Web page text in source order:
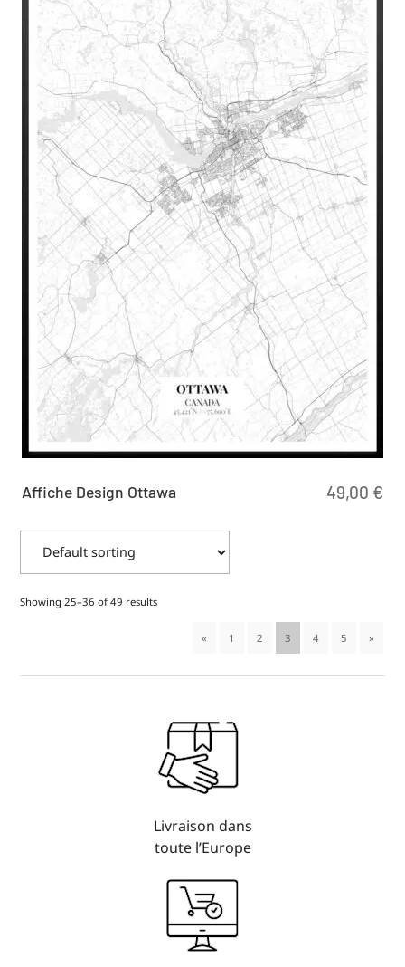
49,00 €
Affiche Design Ottawa
Showing 25–36 of 49 results
« 1 2 3 4 5 »
Livraison dans
toute l’Europe